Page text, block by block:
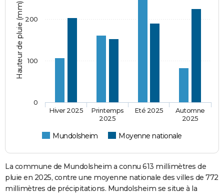
Hauteur de pluie (mm)
Mundolsheim Moyenne nationale
Hiver 2025
Printemps
2025
Eté 2025
Automne
2025
0
100
200
La commune de Mundolsheim a connu 613 millimètres de
pluie en 2025, contre une moyenne nationale des villes de 772
millimètres de précipitations. Mundolsheim se situe à la